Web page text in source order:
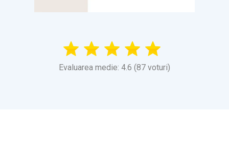
Evaluarea medie: 4.6 (87 voturi)